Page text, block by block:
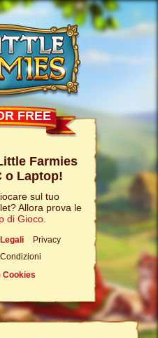
FREE
Farmies
o Laptop!
sul tuo
Allora prova le
di Gioco
Privacy
Cookies